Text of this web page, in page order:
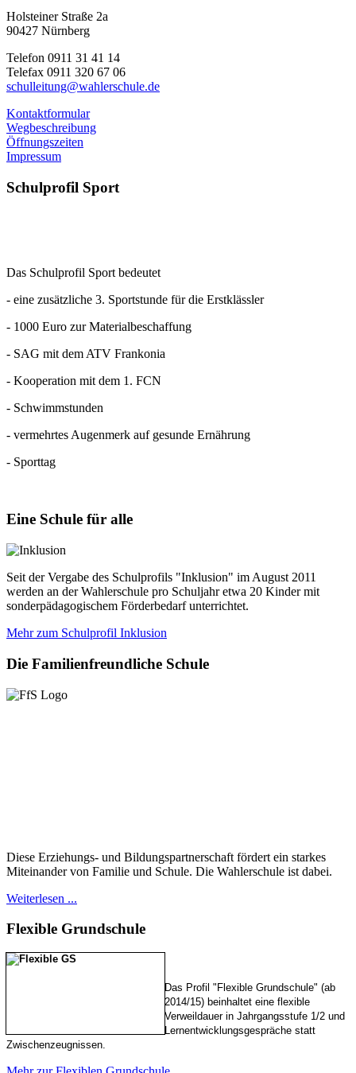
Holsteiner Straße 2a
90427 Nürnberg
Telefon 0911 31 41 14
Telefax 0911 320 67 06
schulleitung@wahlerschule.de
Kontaktformular
Wegbeschreibung
Öffnungszeiten
Impressum
Schulprofil Sport
Das Schulprofil Sport bedeutet
- eine zusätzliche 3. Sportstunde für die Erstklässler
- 1000 Euro zur Materialbeschaffung
- SAG mit dem ATV Frankonia
- Kooperation mit dem 1. FCN
- Schwimmstunden
- vermehrtes Augenmerk auf gesunde Ernährung
- Sporttag
Eine Schule für alle
Seit der Vergabe des Schulprofils "Inklusion" im August 2011
werden an der Wahlerschule pro Schuljahr etwa 20 Kinder mit
sonderpädagogischem Förderbedarf unterrichtet.
Mehr zum Schulprofil Inklusion
Die Familienfreundliche Schule
Diese Erziehungs- und Bildungspartnerschaft fördert ein starkes
Miteinander von Familie und Schule. Die Wahlerschule ist dabei.
Weiterlesen ...
Flexible Grundschule
Das Profil "Flexible Grundschule" (ab
2014/15) beinhaltet eine flexible
Verweildauer in Jahrgangsstufe 1/2 und
Lernentwicklungsgespräche statt
Zwischenzeugnissen.